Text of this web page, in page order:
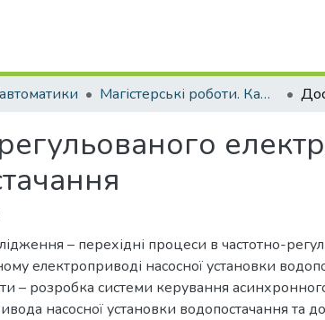
Магістерські роботи. Кафедра автоматики
– перехідні процеси в частотно-
електроприводі насосної установки
– розробка системи керування
насосної установки водопостачання та